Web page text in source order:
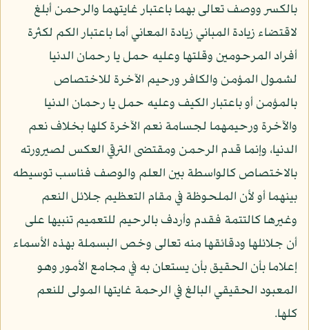
بالكسر ووصف تعالى بهما باعتبار غايتهما والرحمن أبلغ
لاقتضاء زيادة المباني زيادة المعاني أما باعتبار الكم لكثرة
أفراد المرحومين وقلتها وعليه حمل يا رحمان الدنيا
لشمول المؤمن والكافر ورحيم الآخرة للاختصاص
بالمؤمن أو باعتبار الكيف وعليه حمل يا رحمان الدنيا
والآخرة ورحيمهما لجسامة نعم الآخرة كلها بخلاف نعم
الدنيا، وإنما قدم الرحمن ومقتضى الترقي العكس لصيرورته
بالاختصاص كالواسطة بين العلم والوصف فناسب توسيطه
بينهما أو لأن الملحوظة في مقام التعظيم جلائل النعم
وغيرها كالتتمة فقدم وأردف بالرحيم للتعميم تنبيها على
أن جلائلها ودقائقها منه تعالى وخص البسملة بهذه الأسماء
إعلاما بأن الحقيق بأن يستعان به في مجامع الأمور وهو
المعبود الحقيقي البالغ في الرحمة غايتها المولى للنعم
كلها.